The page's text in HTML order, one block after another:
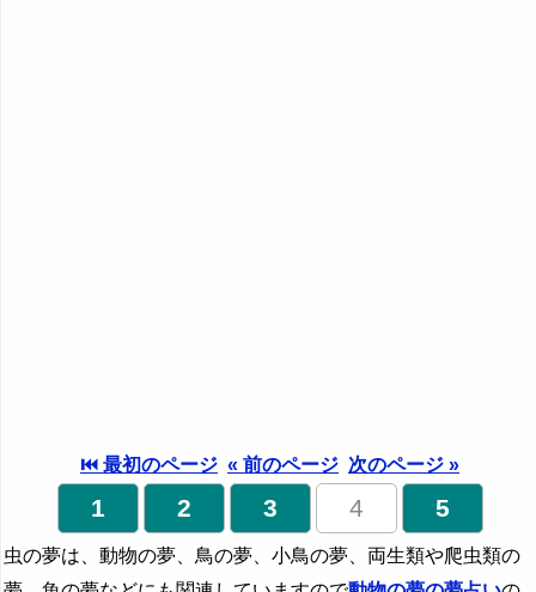
⏮ 最初のページ « 前のページ 次のページ »
1 2 3 4 5
虫の夢は、動物の夢、鳥の夢、小鳥の夢、両生類や爬虫類の